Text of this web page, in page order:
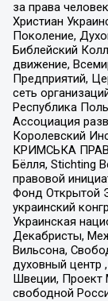
за права
Христиан
Поколение,
Библейский
движение,
Предприятий,
сеть
Республика
Ассоциация
Королевский
КРИМСЬКА
Бёлля, Stichting
правовой
Фонд Открытой
украинский
Украинская
Декабристы,
Вильсона,
духовный центр
Швеции, Проект
свободной